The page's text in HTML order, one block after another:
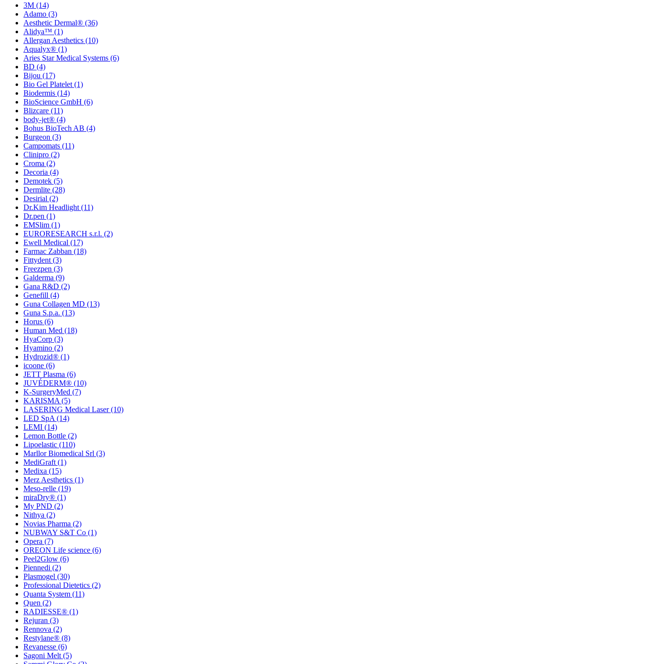
3M (14)
Adamo (3)
Aesthetic Dermal® (36)
Alidya™ (1)
Allergan Aesthetics (10)
Aqualyx® (1)
Aries Star Medical Systems (6)
BD (4)
Bijou (17)
Bio Gel Platelet (1)
Biodermis (14)
BioScience GmbH (6)
Blizcare (11)
body-jet® (4)
Bohus BioTech AB (4)
Burgeon (3)
Campomats (11)
Clinipro (2)
Croma (2)
Decoria (4)
Demotek (5)
Dermlite (28)
Desirial (2)
Dr.Kim Headlight (11)
Dr.pen (1)
EMSlim (1)
EURORESEARCH s.r.l. (2)
Ewell Medical (17)
Farmac Zabban (18)
Fittydent (3)
Freezpen (3)
Galderma (9)
Gana R&D (2)
Genefill (4)
Guna Collagen MD (13)
Guna S.p.a. (13)
Horus (6)
Human Med (18)
HyaCorp (3)
Hyamino (2)
Hydrozid® (1)
icoone (6)
JETT Plasma (6)
JUVÉDERM® (10)
K-SurgeryMed (7)
KARISMA (5)
LASERING Medical Laser(10)
LED SpA (14)
LEMI (14)
Lemon Bottle (2)
Lipoelastic (110)
Marllor Biomedical Srl (3)
MediGraft (1)
Medixa (15)
Merz Aesthetics (1)
Meso-relle (19)
miraDry® (1)
My PND (2)
Nithya (2)
Novias Pharma (2)
NUBWAY S&T Co (1)
Opera (7)
OREON Life science (6)
Peel2Glow (6)
Piennedi (2)
Plasmogel (30)
Professional Dietetics (2)
Quanta System (11)
Quen (2)
RADIESSE® (1)
Rejuran (3)
Rennova (2)
Restylane® (8)
Revanesse (6)
Sagoni Melt (5)